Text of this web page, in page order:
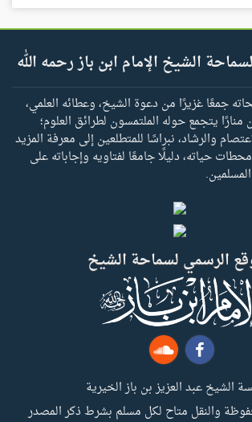
الشيخ الإمام ابن باز رحمه الله
جمعًا غزيرًا من دعوة الشيخ، وعطائه العلمي،
منارًا يتجمع حوله الملتمسون لطرائق العلوم؛
والرشاد، نبراسًا للمتطلعين إلى معرفة المزيد
حياته، دليلًا جامعًا لفتاويه وإجاباته على
الرسمي لسماحة الشيخ
الشيخ عبد العزيز بن باز الخيرية
والنقل متاح لكل مسلم بشرط ذكر المصدر